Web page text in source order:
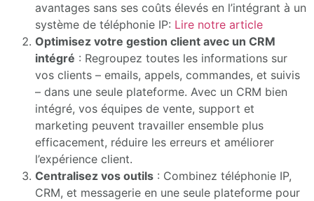
avantages sans ses coûts élevés en l’intégrant à un
système de téléphonie IP: Lire notre article
Optimisez votre gestion client avec un CRM
intégré : Regroupez toutes les informations sur
vos clients – emails, appels, commandes, et suivis
– dans une seule plateforme. Avec un CRM bien
intégré, vos équipes de vente, support et
marketing peuvent travailler ensemble plus
efficacement, réduire les erreurs et améliorer
l’expérience client.
Centralisez vos outils : Combinez téléphonie IP,
CRM, et messagerie en une seule plateforme pour